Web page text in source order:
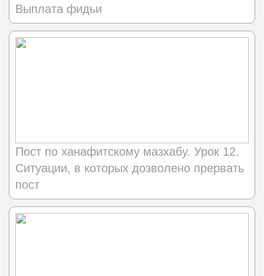
Выплата фидьи
Пост по ханафитскому мазхабу. Урок 12.
Ситуации, в которых дозволено прервать
пост